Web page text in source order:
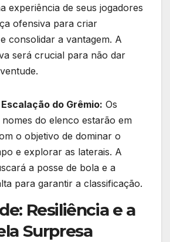
experiência de seus jogadores
ofensiva para criar
consolidar a vantagem. A
será crucial para não dar
do Grêmio: Os
do elenco estarão em
o objetivo de dominar o
e explorar as laterais. A
a posse de bola e a
para garantir a classificação.
Resiliência e a
Surpresa